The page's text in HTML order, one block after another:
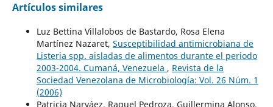
Artículos similares
Luz Bettina Villalobos de Bastardo, Rosa Elena
Martínez Nazaret, Susceptibilidad antimicrobiana de
Listeria spp. aisladas de alimentos durante el periodo
2003-2004. Cumaná, Venezuela , Revista de la
Sociedad Venezolana de Microbiología: Vol. 26 Núm. 1
(2006)
Patricia Narváez, Raquel Pedroza, Guillermina Alonso,